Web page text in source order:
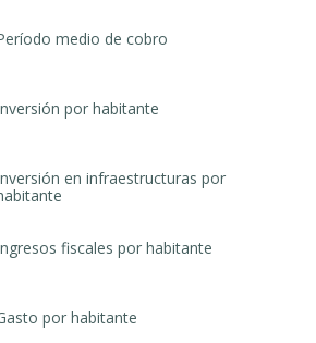
medio de cobro
por habitante
en infraestructuras por
fiscales por habitante
por habitante